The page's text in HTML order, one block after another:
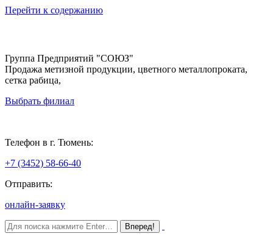
Перейти к содержанию
Группа Предприятий "СОЮЗ"
Продажа метизной продукции, цветного металлопроката,
сетка рабица,
Выбрать филиал
Телефон в г. Тюмень:
+7 (3452) 58-66-40
Отправить:
онлайн-заявку